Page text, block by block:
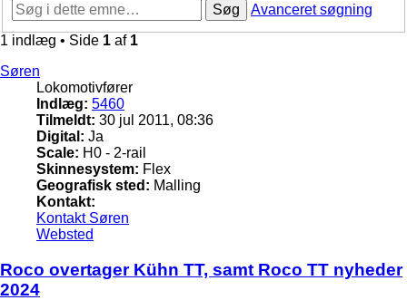
Søg
Avanceret søgning
1 indlæg • Side 1 af 1
Søren
Lokomotivfører
Indlæg: 5460
Tilmeldt: 30 jul 2011, 08:36
Digital: Ja
Scale: H0 - 2-rail
Skinnesystem: Flex
Geografisk sted: Malling
Kontakt:
Kontakt Søren
Websted
Roco overtager Kühn TT, samt Roco TT nyheder
2024